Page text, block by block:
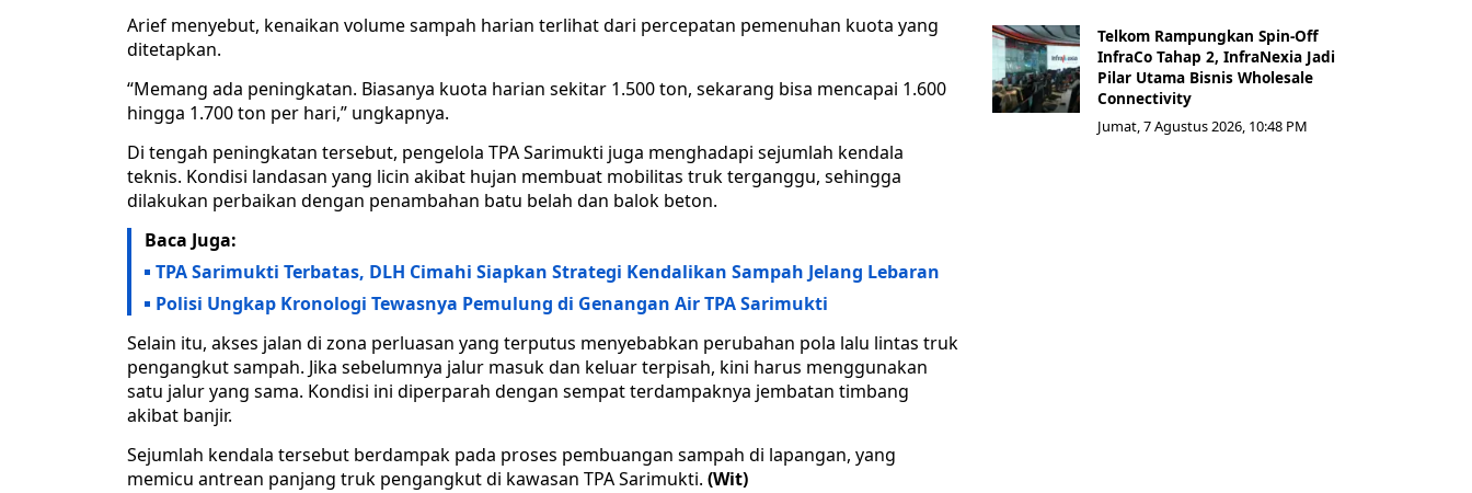
Arief menyebut, kenaikan volume sampah harian terlihat dari percepatan pemenuhan kuota yang
ditetapkan.
“Memang ada peningkatan. Biasanya kuota harian sekitar 1.500 ton, sekarang bisa mencapai 1.600
hingga 1.700 ton per hari,” ungkapnya.
Di tengah peningkatan tersebut, pengelola TPA Sarimukti juga menghadapi sejumlah kendala
teknis. Kondisi landasan yang licin akibat hujan membuat mobilitas truk terganggu, sehingga
dilakukan perbaikan dengan penambahan batu belah dan balok beton.
Baca Juga:
TPA Sarimukti Terbatas, DLH Cimahi Siapkan Strategi Kendalikan Sampah Jelang Lebaran
Polisi Ungkap Kronologi Tewasnya Pemulung di Genangan Air TPA Sarimukti
Selain itu, akses jalan di zona perluasan yang terputus menyebabkan perubahan pola lalu lintas truk
pengangkut sampah. Jika sebelumnya jalur masuk dan keluar terpisah, kini harus menggunakan
satu jalur yang sama. Kondisi ini diperparah dengan sempat terdampaknya jembatan timbang
akibat banjir.
Sejumlah kendala tersebut berdampak pada proses pembuangan sampah di lapangan, yang
memicu antrean panjang truk pengangkut di kawasan TPA Sarimukti. (Wit)
Telkom Rampungkan Spin-Off
InfraCo Tahap 2, InfraNexia Jadi
Pilar Utama Bisnis Wholesale
Connectivity
Jumat, 7 Agustus 2026, 10:48 PM